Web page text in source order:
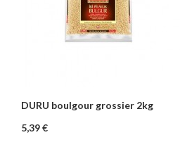
DURU boulgour grossier 2kg
Prix
5,39 €
– + Ajouter au panier